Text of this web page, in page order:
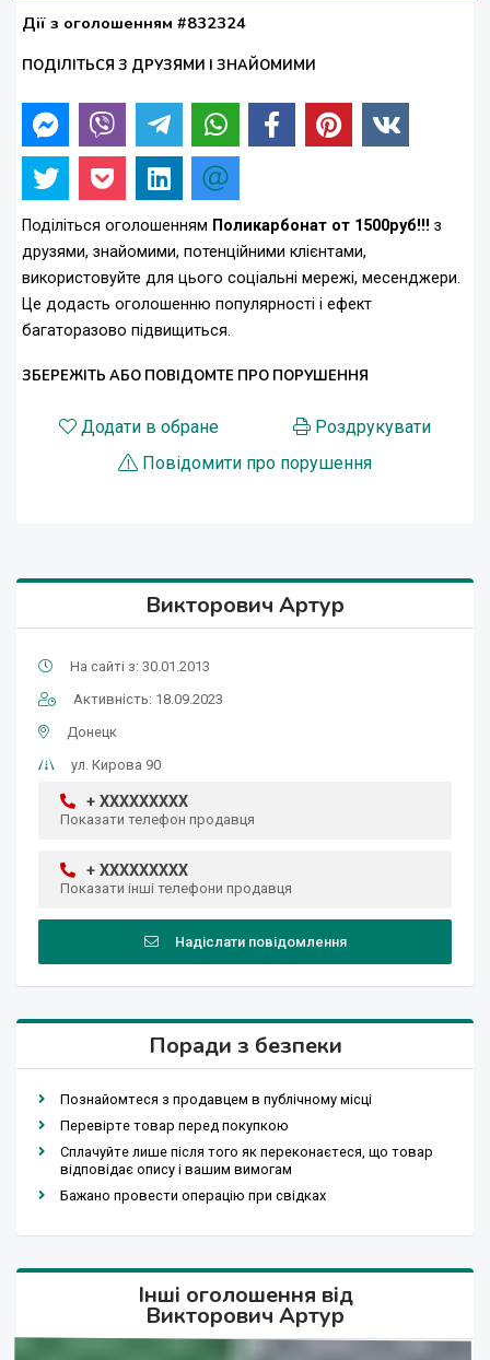
Дії з оголошенням #832324
ПОДІЛІТЬСЯ З ДРУЗЯМИ І ЗНАЙОМИМИ
Поділіться оголошенням Поликарбонат от 1500руб!!! з
друзями, знайомими, потенційними клієнтами,
використовуйте для цього соціальні мережі, месенджери.
Це додасть оголошенню популярності і ефект
багаторазово підвищиться.
ЗБЕРЕЖІТЬ АБО ПОВІДОМТЕ ПРО ПОРУШЕННЯ
Додати в обране
Роздрукувати
Повідомити про порушення
Викторович Артур
На сайті з: 30.01.2013
Активність: 18.09.2023
Донецк
ул. Кирова 90
+ XXXXXXXXX
Показати телефон продавця
+ XXXXXXXXX
Показати інші телефони продавця
Надіслати повідомлення
Поради з безпеки
Познайомтеся з продавцем в публічному місці
Перевірте товар перед покупкою
Сплачуйте лише після того як переконаєтеся, що товар
відповідає опису і вашим вимогам
Бажано провести операцію при свідках
Інші оголошення від
Викторович Артур